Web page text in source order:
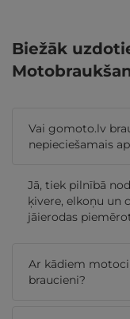
Biežāk
Vai gomoto.lv
nepieciešamais
Jā, tiek pilnībā
ķivere, elkoņu un
jāierodas
Ar kādiem
braucieni?